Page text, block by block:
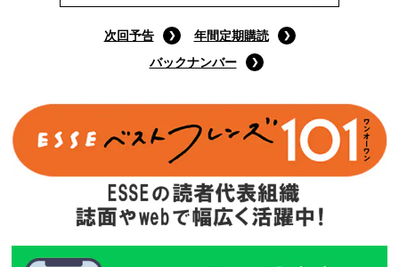
次回予告
年間定期購読
バックナンバー